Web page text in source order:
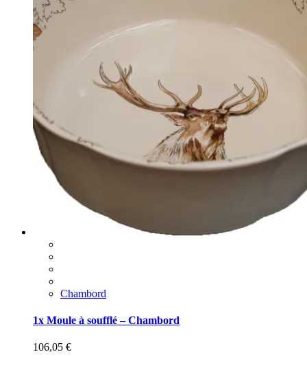
Chambord
1x Moule à soufflé – Chambord
106,05 €